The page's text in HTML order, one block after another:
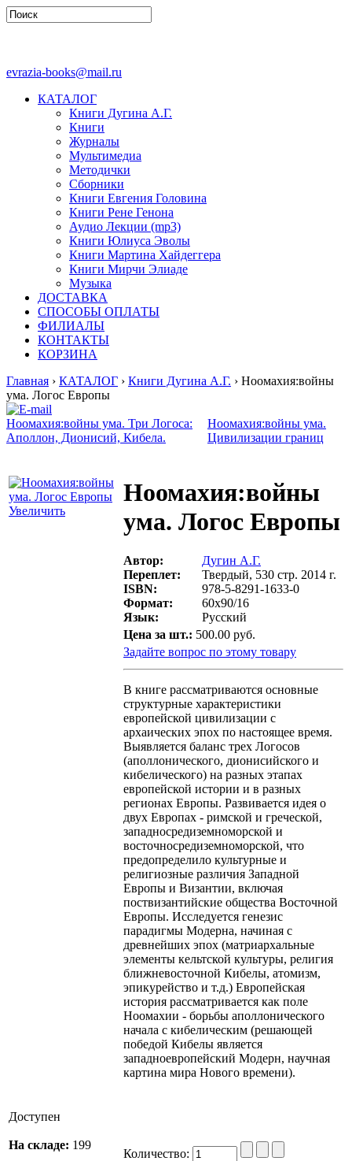
evrazia-books@mail.ru
КАТАЛОГ
Книги Дугина А.Г.
Книги
Журналы
Мультимедиа
Методички
Сборники
Книги Евгения Головина
Книги Рене Генона
Аудио Лекции (mp3)
Книги Юлиуса Эволы
Книги Мартина Хайдеггера
Книги Мирчи Элиаде
Музыка
ДОСТАВКА
СПОСОБЫ ОПЛАТЫ
ФИЛИАЛЫ
КОНТАКТЫ
КОРЗИНА
Главная › КАТАЛОГ › Книги Дугина А.Г. › Ноомахия:войны
ума. Логос Европы
Ноомахия:войны ума. Три Логоса:
Аполлон, Дионисий, Кибела.
Ноомахия:войны ума.
Цивилизации границ
Увеличить
Ноомахия:войны
ума. Логос Европы
Автор:
Дугин А.Г.
Переплет:
Твердый, 530 стр. 2014 г.
ISBN:
978-5-8291-1633-0
Формат:
60х90/16
Язык:
Русский
Цена за шт.: 500.00 руб.
Задайте вопрос по этому товару
В книге рассматриваются основные
структурные характеристики
европейской цивилизации с
архаических эпох по настоящее время.
Выявляется баланс трех Логосов
(аполлонического, дионисийского и
кибелического) на разных этапах
европейской истории и в разных
регионах Европы. Развивается идея о
двух Европах - римской и греческой,
западносредиземноморской и
восточносредиземноморской, что
предопределило культурные и
религиозные различия Западной
Европы и Византии, включая
поствизантийские общества Восточной
Европы. Исследуется генезис
парадигмы Модерна, начиная с
древнейших эпох (матриархальные
элементы кельтской культуры, религия
ближневосточной Кибелы, атомизм,
эпикурейство и т.д.) Европейская
история рассматривается как поле
Ноомахии - борьбы аполлонического
начала с кибелическим (решающей
победой Кибелы является
западноевропейский Модерн, научная
картина мира Нового времени).
Доступен
На складе: 199
Количество: